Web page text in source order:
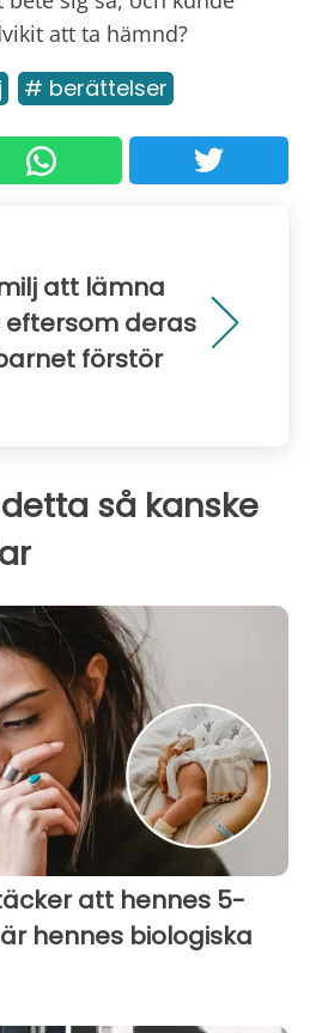
att ta hämnd?
# berättelser
att lämna
deras
förstör
så kanske
att hennes 5-
hennes biologiska